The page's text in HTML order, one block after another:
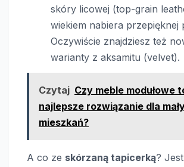
skóry licowej (top-grain
wiekiem nabiera przepięknej
Oczywiście znajdziesz też
warianty z aksamitu (velvet).
Czytaj Czy meble modułowe
najlepsze rozwiązanie dla
mieszkań?
A co ze skórzaną tapicerką? Jest